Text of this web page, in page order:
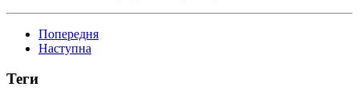
Попередня
Наступна
Теги